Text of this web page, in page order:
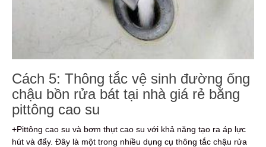
Cách 5: Thông tắc vệ sinh đường ống
chậu bồn rửa bát tại nhà giá rẻ bằng
pittông cao su
+Pittông cao su và bơm thụt cao su với khả năng tạo ra áp lực
hút và đẩy. Đây là một trong nhiều dụng cụ thông tắc chậu rửa